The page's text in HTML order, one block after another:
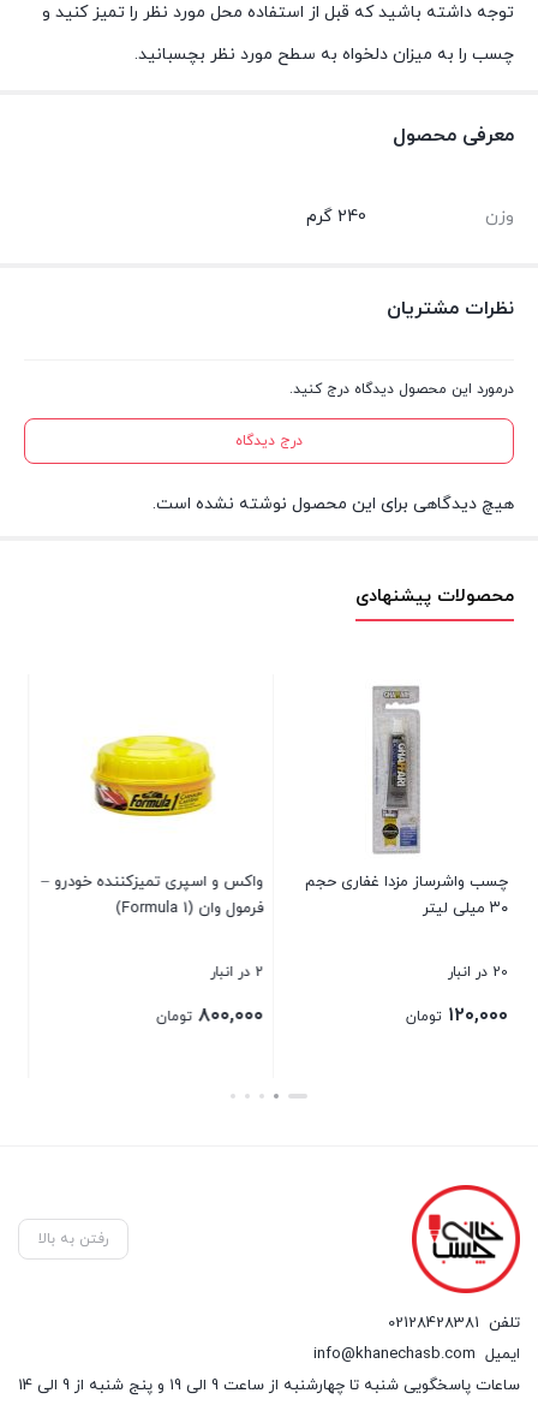
توجه داشته باشید که قبل از استفاده محل مورد نظر را تمیز کنید و
چسب را به میزان دلخواه به سطح مورد نظر بچسبانید.
معرفی محصول
وزن 240 گرم
نظرات مشتریان
درمورد این محصول دیدگاه درج کنید.
درج دیدگاه
هیچ دیدگاهی برای این محصول نوشته نشده است.
محصولات پیشنهادی
تمیزکننده خودرو –
چسب اپوکسی (دوقلو) صنعتی
7%
قیمت
علامت شکستنی
رفتن به بالا
تلفن 02128428381
ایمیل info@khanechasb.com
ساعات پاسخگویی شنبه تا چهارشنبه از ساعت 9 الی 19 و پنج شنبه از 9 الی 14